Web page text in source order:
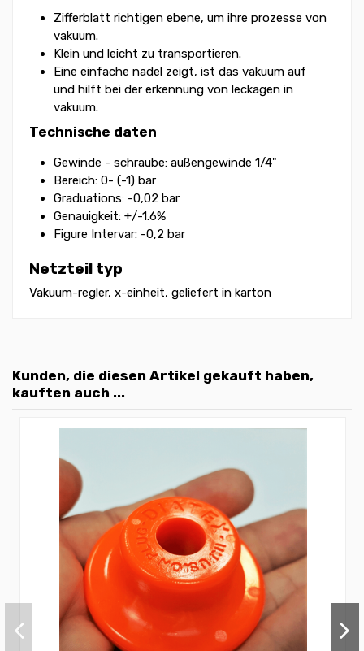
Zifferblatt richtigen ebene, um ihre prozesse von
vakuum.
Klein und leicht zu transportieren.
Eine einfache nadel zeigt, ist das vakuum auf
und hilft bei der erkennung von leckagen in
vakuum.
Technische daten
Gewinde - schraube: außengewinde 1/4"
Bereich: 0- (-1) bar
Graduations: -0,02 bar
Genauigkeit: +/-1.6%
Figure Intervar: -0,2 bar
Netzteil typ
Vakuum-regler, x-einheit, geliefert in karton
Kunden, die diesen Artikel gekauft haben,
kauften auch ...